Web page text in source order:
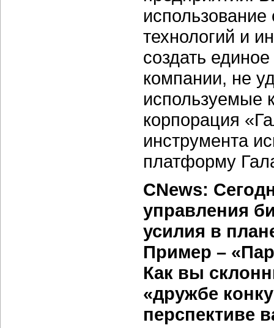
технологий и
создать
компании, не
используемые
корпорация
инструмента
платформу
CNews:
управления
усилия в
Пример –
Как вы
«дружбе
перспективе